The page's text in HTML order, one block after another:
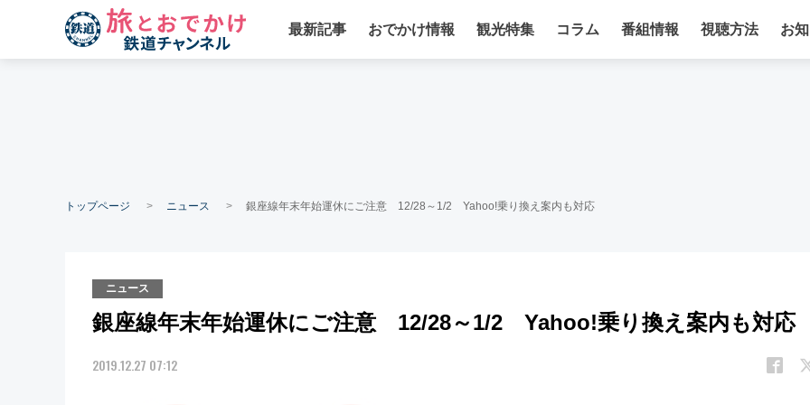
最新記事 おでかけ情報 観光特集 コラム 番組情報 視聴方法 お
トップページ ニュース 銀座線年末年始運休にご注意 12/28～1/2 Yahoo!乗り換え案内も対応
ニュース
銀座線年末年始運休にご注意 12/28～1/2 Yahoo!乗り換え案内も対応
2019.12.27 07:12